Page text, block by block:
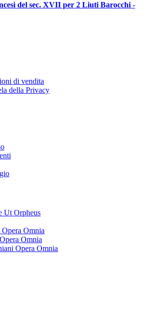
del sec. XVII per 2 Liuti Barocchi -
di vendita
della Privacy
Ut Orpheus
Omnia
Omnia
Opera Omnia